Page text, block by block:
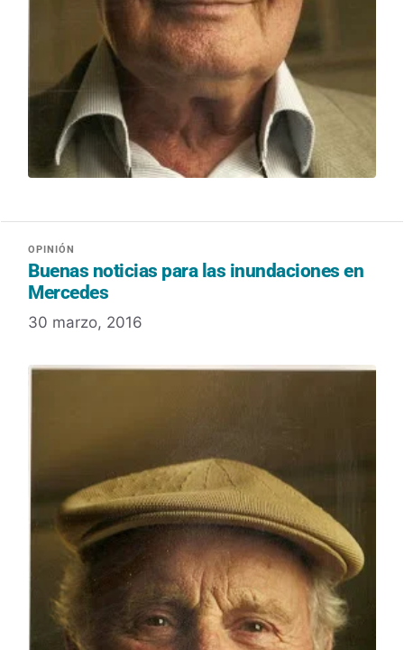
Buenas noticias para las inundaciones en
Mercedes
30 marzo, 2016